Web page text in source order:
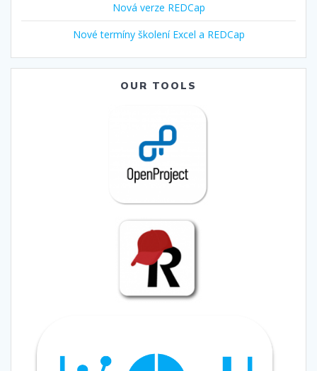
Nová verze REDCap
Nové termíny školení Excel a REDCap
OUR TOOLS